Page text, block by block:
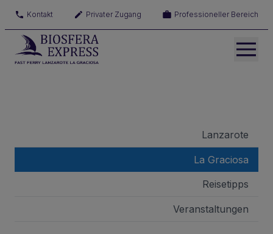
Kontakt Privater Zugang Professioneller Bereich
Lanzarote
La Graciosa
Reisetipps
Veranstaltungen